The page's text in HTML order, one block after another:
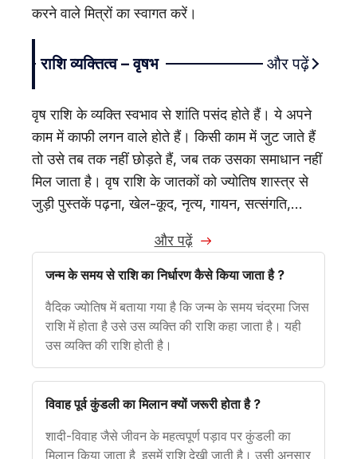
करने वाले मित्रों का स्वागत करें।
राशि व्यक्तित्व – वृषभ और पढ़ें
वृष राशि के व्यक्ति स्वभाव से शांति पसंद होते हैं। ये अपने
काम में काफी लगन वाले होते हैं। किसी काम में जुट जाते हैं
तो उसे तब तक नहीं छोड़ते हैं, जब तक उसका समाधान नहीं
मिल जाता है। वृष राशि के जातकों को ज्योतिष शास्त्र से
जुड़ी पुस्तकें पढ़ना, खेल-कूद, नृत्य, गायन, सत्संगति,…
और पढ़ें
जन्म के समय से राशि का निर्धारण कैसे किया जाता है ?
वैदिक ज्योतिष में बताया गया है कि जन्म के समय चंद्रमा जिस
राशि में होता है उसे उस व्यक्ति की राशि कहा जाता है। यही
उस व्यक्ति की राशि होती है।
विवाह पूर्व कुंडली का मिलान क्यों जरूरी होता है ?
शादी-विवाह जैसे जीवन के महत्वपूर्ण पड़ाव पर कुंडली का
मिलान किया जाता है, इसमें राशि देखी जाती है। उसी अनुसार